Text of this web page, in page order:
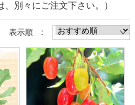
、別々にご注文下さい。）
表示順 :